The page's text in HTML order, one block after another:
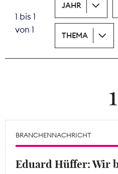
Theodor-
1 bis 1
von 1
JAHR
THEMA
1
BRANCHENNACHRICHT
Eduard Hüffer: Wir